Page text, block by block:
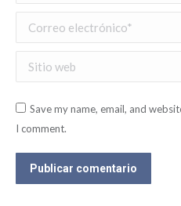
Correo electrónico *
Sitio web
Save my name, email, and
I comment.
Publicar comentario